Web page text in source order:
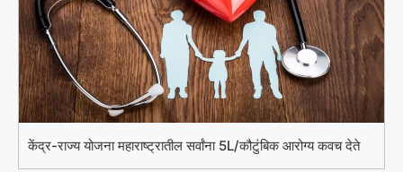
केंद्र-राज्य योजना महाराष्ट्रातील सर्वांना 5L/कौटुंबिक आरोग्य कवच देते